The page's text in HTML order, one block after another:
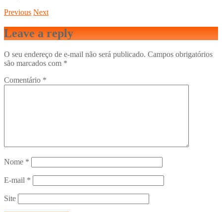
Previous Next
Leave a reply
O seu endereço de e-mail não será publicado. Campos obrigatórios
são marcados com *
Comentário *
Nome *
E-mail *
Site